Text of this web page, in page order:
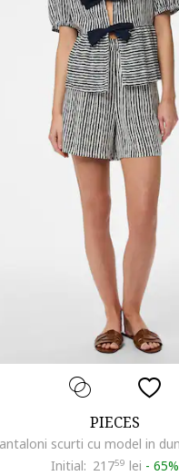
PIECES
Initial: 21759 lei - 65%